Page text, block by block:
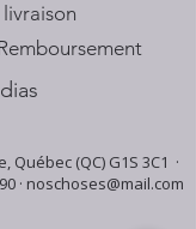
(QC) G1S 3C1 ·
· noschoses@mail.com